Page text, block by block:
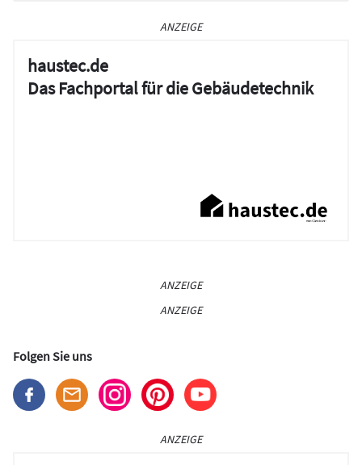
ANZEIGE
haustec.de
Das Fachportal für die Gebäudetechnik
ANZEIGE
ANZEIGE
Folgen Sie uns
ANZEIGE